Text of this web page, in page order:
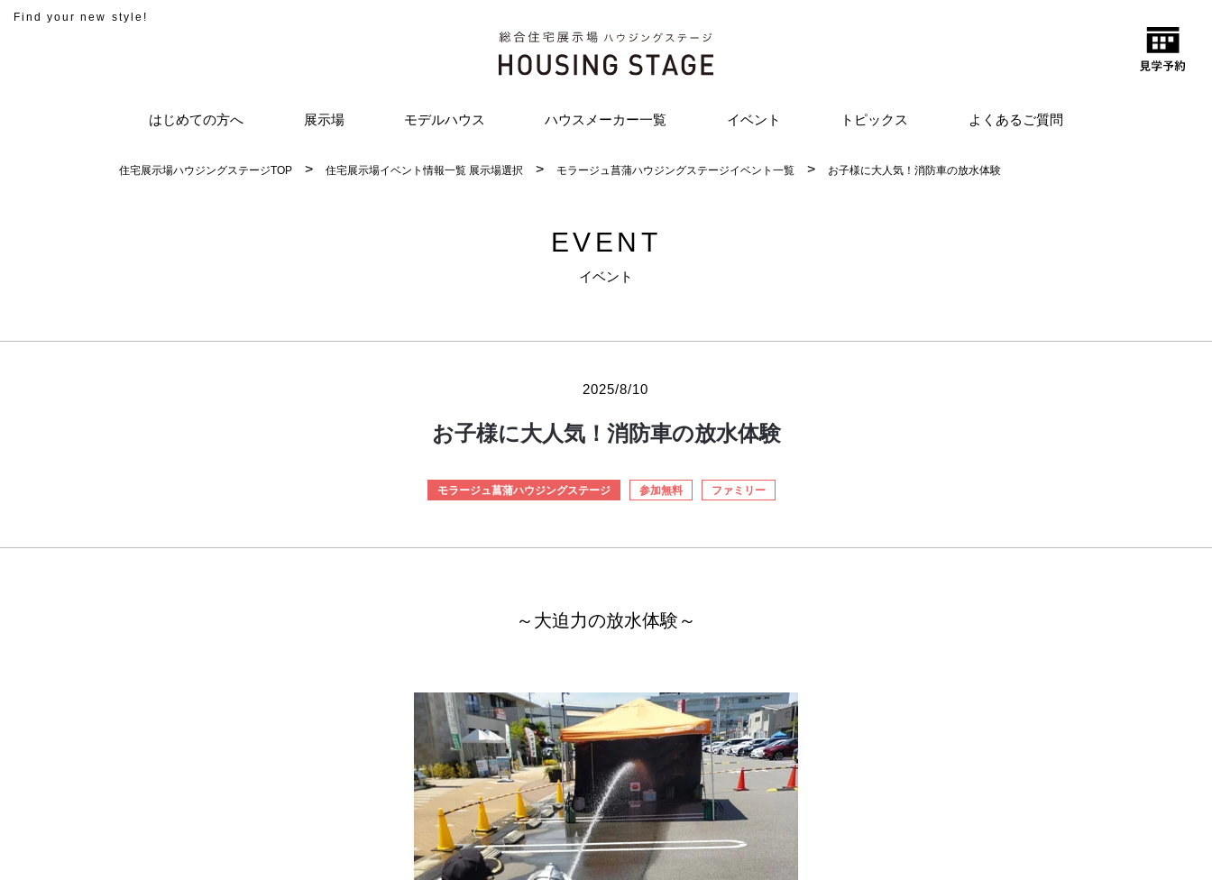
Find your new style!
はじめての方へ 展示場 モデルハウス ハウスメーカー一覧 イベント トピックス よくあるご質問
住宅展示場ハウジングステージTOP 住宅展示場イベント情報一覧 展示場選択 モラージュ菖蒲ハウジングステージイベント一覧 お子様に大人気！消防車の放水体験
EVENT
イベント
2025/8/10
お子様に大人気！消防車の放水体験
モラージュ菖蒲ハウジングステージ 参加無料 ファミリー
～大迫力の放水体験～